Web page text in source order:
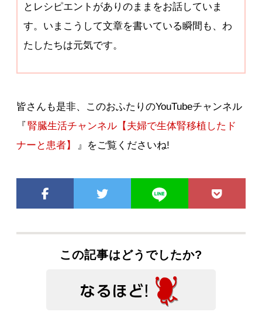
とレシピエントがありのままをお話していま
す。いまこうして文章を書いている瞬間も、わ
たしたちは元気です。
皆さんも是非、このおふたりのYouTubeチャンネル
『腎臓生活チャンネル【夫婦で生体腎移植したド
ナーと患者】
』をご覧くださいね!
この記事はどうでしたか?